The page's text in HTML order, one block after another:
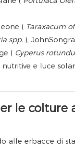
( Taraxacum
spp. ),
( Cyperus
e luce
le colture
erbacce di